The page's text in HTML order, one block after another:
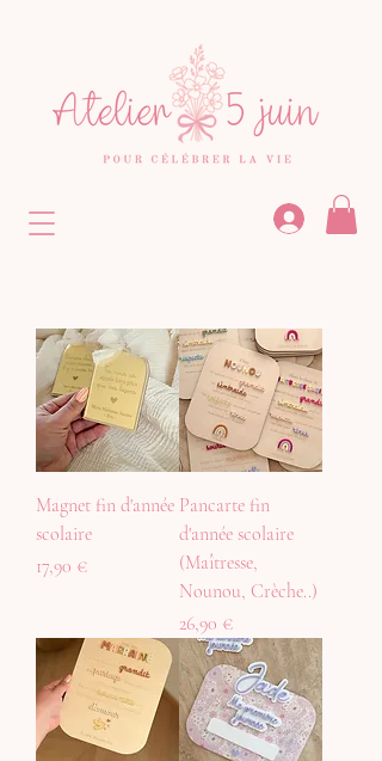
Magnet fin d'année
scolaire
Prix
17,90 €
Pancarte fin
d'année scolaire
(Maîtresse,
Nounou, Crèche..)
Prix
26,90 €